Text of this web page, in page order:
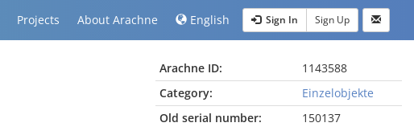
Projects About Arachne English Sign In Sign Up
Arachne ID:
1143588
Category:
Einzelobjekte
Old serial number:
150137